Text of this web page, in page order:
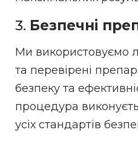
3. Безпечні
Ми використовуємо
та перевірені
безпеку та
процедура
усіх стандартів